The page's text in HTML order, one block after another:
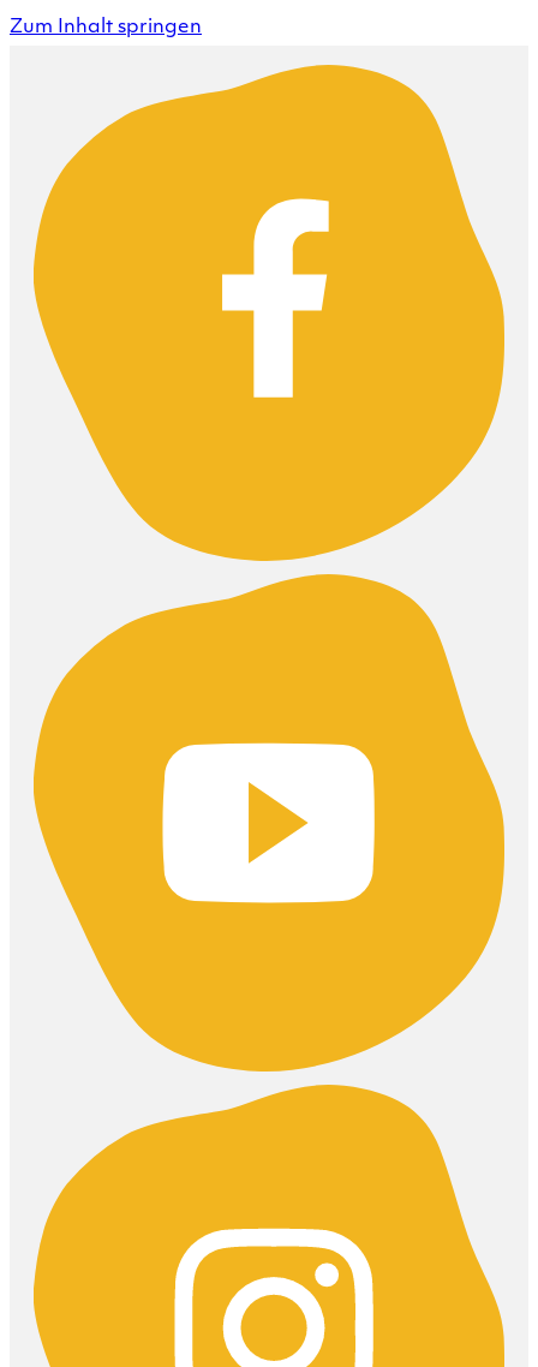
Zum Inhalt springen